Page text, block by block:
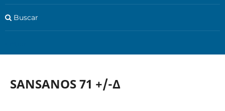
Buscar
SANSANOS 71 +/-∆